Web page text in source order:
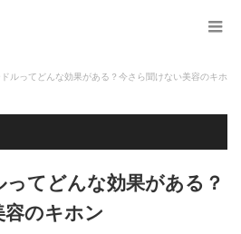
ルってどんな効果がある？今さら聞けない美容のキホ
てどんな効果がある？
のキホン